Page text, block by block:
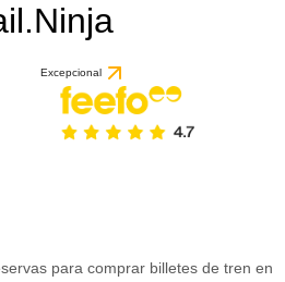
Excepcional
para comprar billetes de tren en